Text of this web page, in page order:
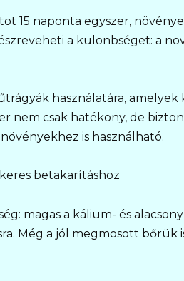
15 naponta egyszer,
a különbséget: a
használatára,
nem csak hatékony, de
is használható.
betakarításhoz
magas a kálium- és
Még a jól megmosott bőrük